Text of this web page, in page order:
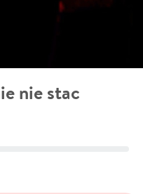
nie stac